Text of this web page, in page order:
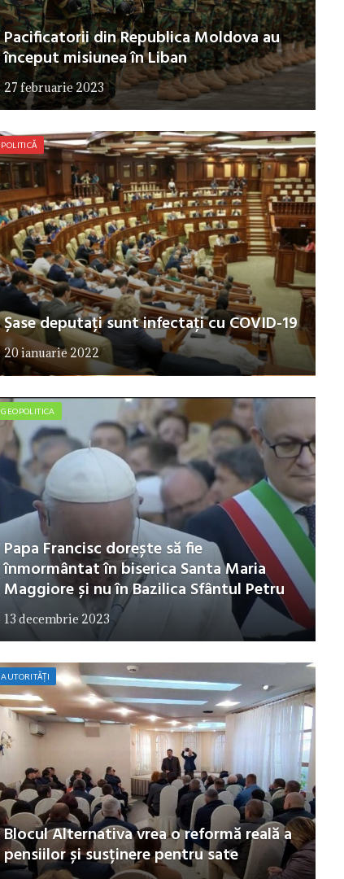
Pacificatorii din Republica Moldova au
început misiunea în Liban
27 februarie 2023
POLITICĂ
Șase deputați sunt infectați cu COVID-19
20 ianuarie 2022
GEOPOLITICA
Papa Francisc dorește să fie
înmormântat în biserica Santa Maria
Maggiore și nu în Bazilica Sfântul Petru
13 decembrie 2023
AUTORITĂȚI
Blocul Alternativa vrea o reformă reală a
pensiilor și susținere pentru sate